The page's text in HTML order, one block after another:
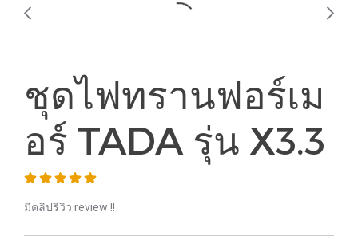
ชุดไฟทรานฟอร์เม
อร์ TADA รุ่น X3.3
มีคลิปรีวิว review !!